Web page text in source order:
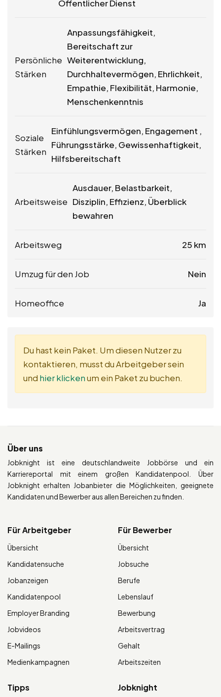
Öffentlicher Dienst
Persönliche
Stärken
Anpassungsfähigkeit,
Bereitschaft zur
Weiterentwicklung,
Durchhaltevermögen, Ehrlichkeit,
Empathie, Flexibilität, Harmonie,
Menschenkenntnis
Soziale
Stärken
Einfühlungsvermögen, Engagement ,
Führungsstärke, Gewissenhaftigkeit,
Hilfsbereitschaft
Arbeitsweise
Ausdauer, Belastbarkeit,
Disziplin, Effizienz, Überblick
bewahren
Arbeitsweg 25 km
Umzug für den Job Nein
Homeoffice Ja
Du hast kein Paket. Um diesen Nutzer zu
kontaktieren, musst du Arbeitgeber sein
und hier klickenum ein Paket zu buchen.
Über uns
Jobknight ist eine deutschlandweite Jobbörse und ein
Karriereportal mit einem großen Kandidatenpool. Über
Jobknight erhalten Jobanbieter die Möglichkeiten, geeignete
Kandidaten und Bewerber aus allen Bereichen zu finden.
Für Arbeitgeber
Übersicht
Kandidatensuche
Jobanzeigen
Kandidatenpool
Employer Branding
Jobvideos
E-Mailings
Medienkampagnen
Für Bewerber
Übersicht
Jobsuche
Berufe
Lebenslauf
Bewerbung
Arbeitsvertrag
Gehalt
Arbeitszeiten
Tipps Jobknight